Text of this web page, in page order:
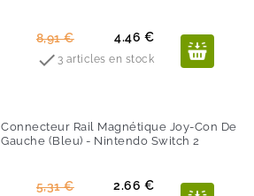
Prix
de
8,91 €Prix 4.46 €
 3 articles en stock
Connecteur Rail Magnétique Joy-Con De
Gauche (bleu) - Nintendo Switch 2
Prix
5,31 €Prix 2.66 €